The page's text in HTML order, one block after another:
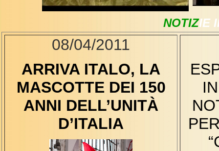
NOTIZIE
08/04/2011
ARRIVA ITALO, LA
MASCOTTE DEI 150
ANNI DELL’UNITÀ
D’ITALIA